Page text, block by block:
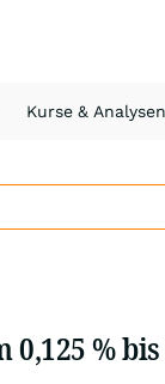
Kurse & Analysen
0,125 %